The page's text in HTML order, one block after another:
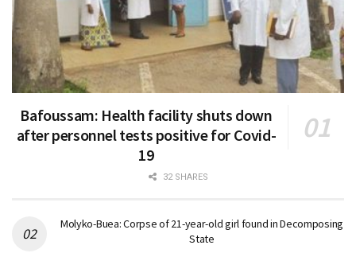
Bafoussam: Health facility shuts down
after personnel tests positive for Covid-
19
32 SHARES
Molyko-Buea: Corpse of 21-year-old girl found in Decomposing
State